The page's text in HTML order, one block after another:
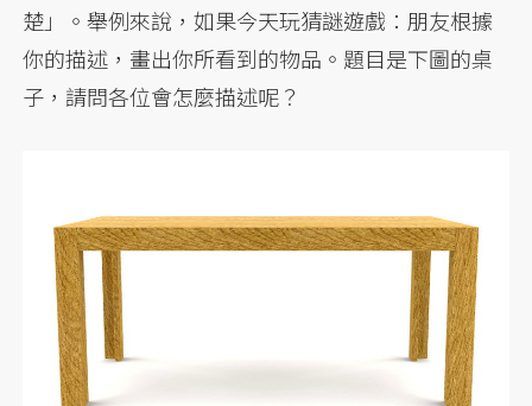
楚」。舉例來說，如果今天玩猜謎遊戲：朋友根據
你的描述，畫出你所看到的物品。題目是下圖的桌
子，請問各位會怎麼描述呢？